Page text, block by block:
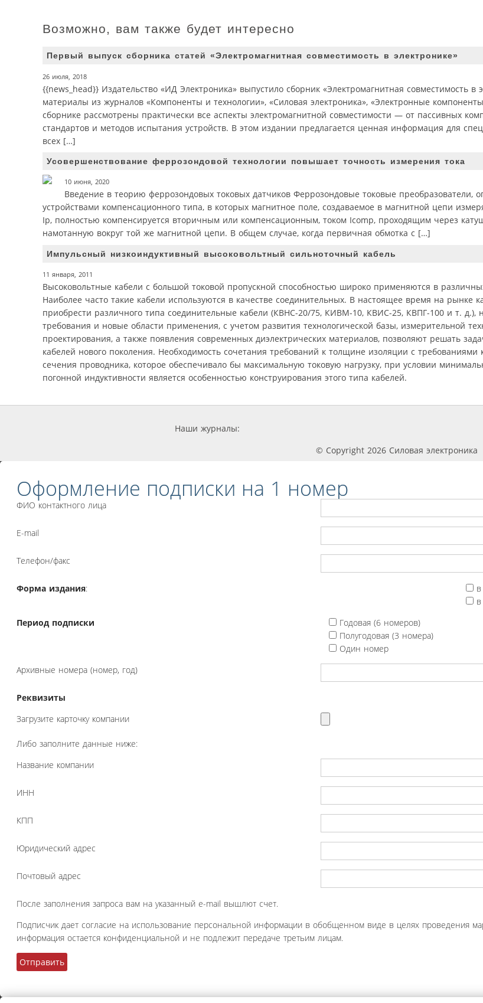
Возможно, вам также будет интересно
Первый выпуск сборника статей «Электромагнитная совместимость в электронике»
26 июля, 2018
{{news_head}} Издательство «ИД Электроника» выпустило сборник «Электромагнитная совместимость в
материалы из журналов «Компоненты и технологии», «Силовая электроника», «Электронные
сборнике рассмотрены практически все аспекты электромагнитной совместимости — от пассивных
стандартов и методов испытания устройств. В этом издании предлагается ценная информация для
всех […]
Усовершенствование феррозондовой технологии повышает точность измерения тока
10 июня, 2020
Введение в теорию феррозондовых токовых датчиков Феррозондовые токовые преобразователи,
устройствами компенсационного типа, в которых магнитное поле, создаваемое в магнитной цепи
Ip, полностью компенсируется вторичным или компенсационным, током Icomp, проходящим через
намотанную вокруг той же магнитной цепи. В общем случае, когда первичная обмотка с […]
Импульсный низкоиндуктивный высоковольтный сильноточный кабель
11 января, 2011
Высоковольтные кабели с большой токовой пропускной способностью широко применяются в
Наиболее часто такие кабели используются в качестве соединительных. В настоящее время на рынке
приобрести различного типа соединительные кабели (КВНС-20/75, КИВМ-10, КВИС-25, КВПГ-100 и т. д.),
требования и новые области применения, с учетом развития технологической базы, измерительной
проектирования, а также появления современных диэлектрических материалов, позволяют решать
кабелей нового поколения. Необходимость сочетания требований к толщине изоляции с
сечения проводника, которое обеспечивало бы максимальную токовую нагрузку, при условии
погонной индуктивности является особенностью конструирования этого типа кабелей.
Наши журналы:
© Copyright 2026 Силовая электроника
Оформление подписки на 1 номер
ФИО контактного лица
E-mail
Телефон/факс
Форма издания:
Период подписки
Годовая (6 номеров)
Полугодовая (3 номера)
Один номер
Архивные номера (номер, год)
Реквизиты
Загрузите карточку компании
Либо заполните данные ниже:
Название компании
ИНН
КПП
Юридический адрес
Почтовый адрес
После заполнения запроса вам на указанный e-mail вышлют счет.
Подписчик дает согласие на использование персональной информации в обобщенном виде в целях проведения
информация остается конфиденциальной и не подлежит передаче третьим лицам.